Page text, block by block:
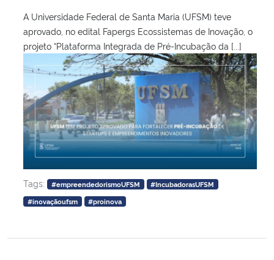
A Universidade Federal de Santa Maria (UFSM) teve
aprovado, no edital Fapergs Ecossistemas de Inovação, o
projeto “Plataforma Integrada de Pré-Incubação da [...]
Tags: #empreendedorismoUFSM
#IncubadorasUFSM
#inovaçãoufsm
#proinova